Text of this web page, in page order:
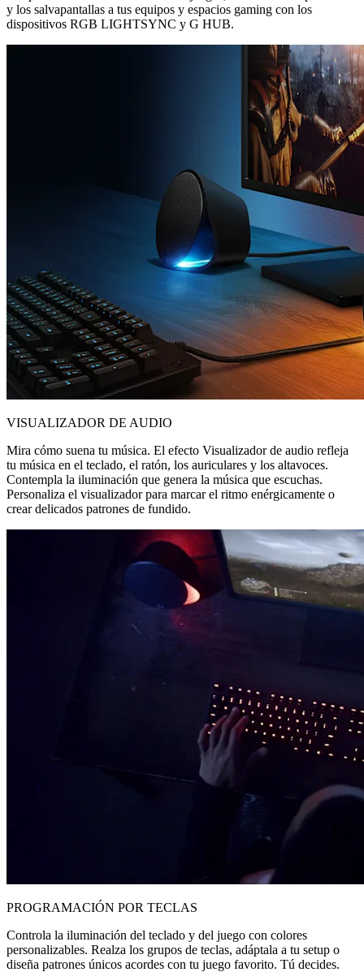
y los salvapantallas a tus equipos y espacios gaming con los
dispositivos RGB LIGHTSYNC y G HUB.
VISUALIZADOR DE AUDIO
Mira cómo suena tu música. El efecto Visualizador de audio refleja
tu música en el teclado, el ratón, los auriculares y los altavoces.
Contempla la iluminación que genera la música que escuchas.
Personaliza el visualizador para marcar el ritmo enérgicamente o
crear delicados patrones de fundido.
PROGRAMACIÓN POR TECLAS
Controla la iluminación del teclado y del juego con colores
personalizables. Realza los grupos de teclas, adáptala a tu setup o
diseña patrones únicos acordes con tu juego favorito. Tú decides.